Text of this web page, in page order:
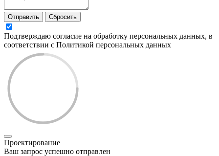
Отправить Сбросить
Подтверждаю согласие на обработку персональных данных, в
соответствии с Политикой персональных данных
Проектирование
Ваш запрос успешно отправлен